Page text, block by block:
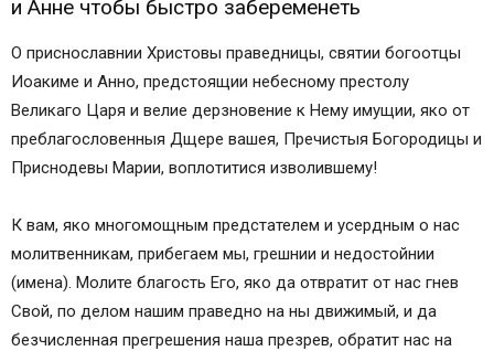
и Анне чтобы быстро забеременеть
О приснославнии Христовы праведницы, святии богоотцы
Иоакиме и Анно, предстоящии небесному престолу
Великаго Царя и велие дерзновение к Нему имущии, яко от
преблагословенныя Дщере вашея, Пречистыя Богородицы и
Приснодевы Марии, воплотитися изволившему!
К вам, яко многомощным предстателем и усердным о нас
молитвенникам, прибегаем мы, грешнии и недостойнии
(имена). Молите благость Его, яко да отвратит от нас гнев
Свой, по делом нашим праведно на ны движимый, и да
безчисленная прегрешения наша презрев, обратит нас на